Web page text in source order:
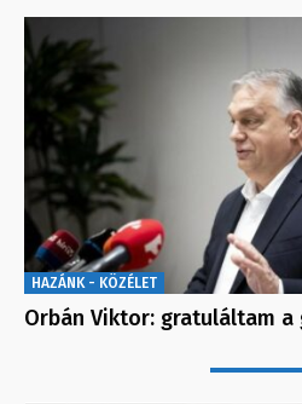
HAZÁNK - KÖZÉLET
Orbán Viktor: gratuláltam